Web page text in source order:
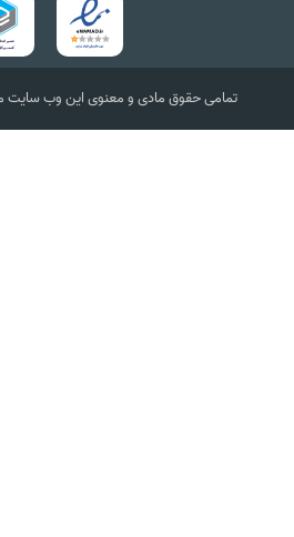
تمامی حقوق مادی و معنوی این وب سایت